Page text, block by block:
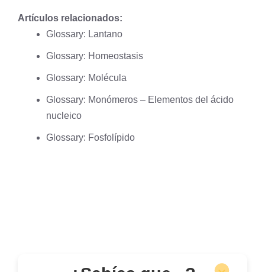
Artículos relacionados:
Glossary: Lantano
Glossary: Homeostasis
Glossary: Molécula
Glossary: Monómeros – Elementos del ácido
nucleico
Glossary: Fosfolípido